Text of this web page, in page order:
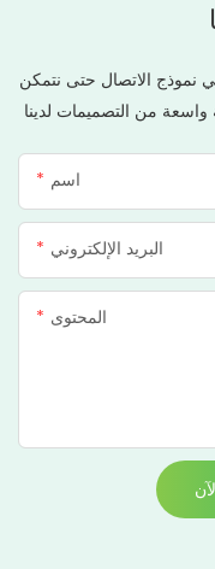
نموذج الاتصال حتى نتمكن
من التصميمات لدينا
اسم
البريد الإلكتروني
المحتوى